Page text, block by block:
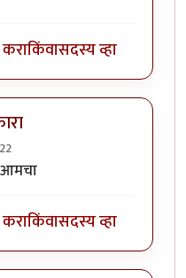
किंवासदस्य व्हा
आमचा
किंवासदस्य व्हा